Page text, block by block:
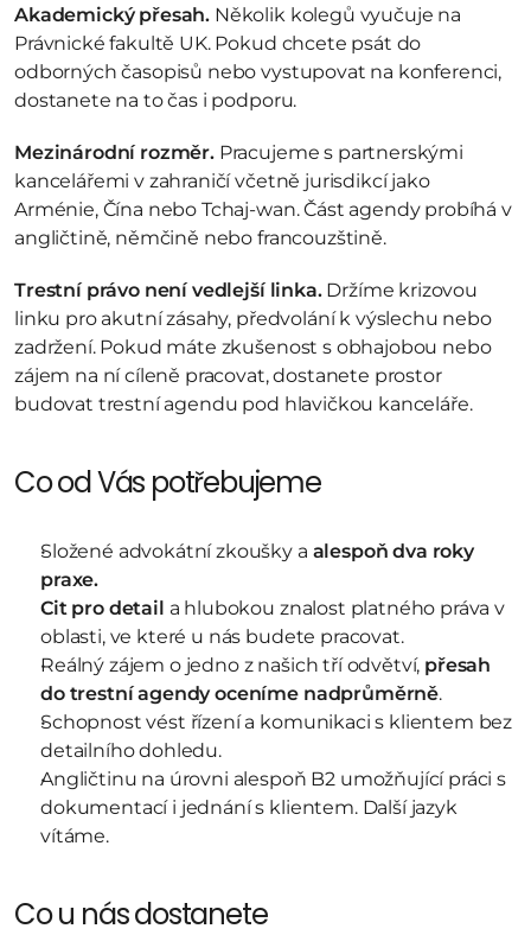
Akademický přesah. Několik kolegů vyučuje na
Právnické fakultě UK. Pokud chcete psát do
odborných časopisů nebo vystupovat na konferenci,
dostanete na to čas i podporu.
Mezinárodní rozměr. Pracujeme s partnerskými
kancelářemi v zahraničí včetně jurisdikcí jako
Arménie, Čína nebo Tchaj-wan. Část agendy probíhá v
angličtině, němčině nebo francouzštině.
Trestní právo není vedlejší linka. Držíme krizovou
linku pro akutní zásahy, předvolání k výslechu nebo
zadržení. Pokud máte zkušenost s obhajobou nebo
zájem na ní cíleně pracovat, dostanete prostor
budovat trestní agendu pod hlavičkou kanceláře.
Co od Vás potřebujeme
Složené advokátní zkoušky a alespoň dva roky
praxe.
Cit pro detail a hlubokou znalost platného práva v
oblasti, ve které u nás budete pracovat.
Reálný zájem o jedno z našich tří odvětví, přesah
do trestní agendy oceníme nadprůměrně.
Schopnost vést řízení a komunikaci s klientem bez
detailního dohledu.
Angličtinu na úrovni alespoň B2 umožňující práci s
dokumentací i jednání s klientem. Další jazyk
vítáme.
Co u nás dostanete